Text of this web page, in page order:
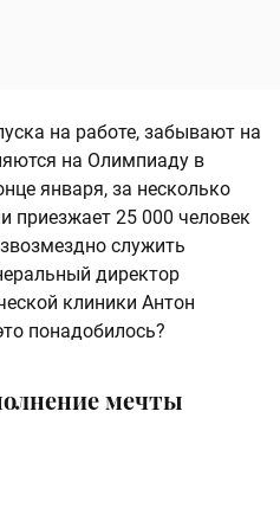
на работе, забывают на
на Олимпиаду в
января, за несколько
приезжает 25 000 человек
служить
директор
клиники Антон
понадобилось?
мечты